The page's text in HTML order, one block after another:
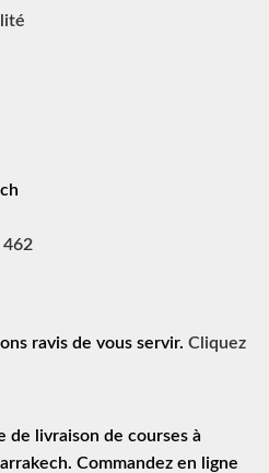
462
ravis de vous servir. Cliquez
de
livraison de courses à
Commandez en ligne